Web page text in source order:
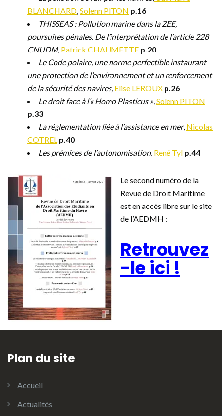
BLANCHARD,Solenn PITON p.16
THISSEAS : Pollution marine dans la ZEE,
poursuites pénales. De l’interprétation de l’article 228
CNUDM, Patrick CHAUMETTE p.20
Le Code polaire, une norme perfectible instaurant
une protection de l’environnement et un renforcement
de la sécurité des navires, Elise LEROUX p.26
Le droit face à l’« Homo Plasticus »,Solenn PITON
p.33
La réglementation liée à l’assistance en mer, Nicolas
COTREL p.40
Les prémices de l’autonomisation, René Tyl p.44
Le second numéro de la
Revue de Droit Maritime
est en accès libre sur le site
de l’AEDMH :
Retrouvez
-le ici !
Plan du site
Accueil
Actualités